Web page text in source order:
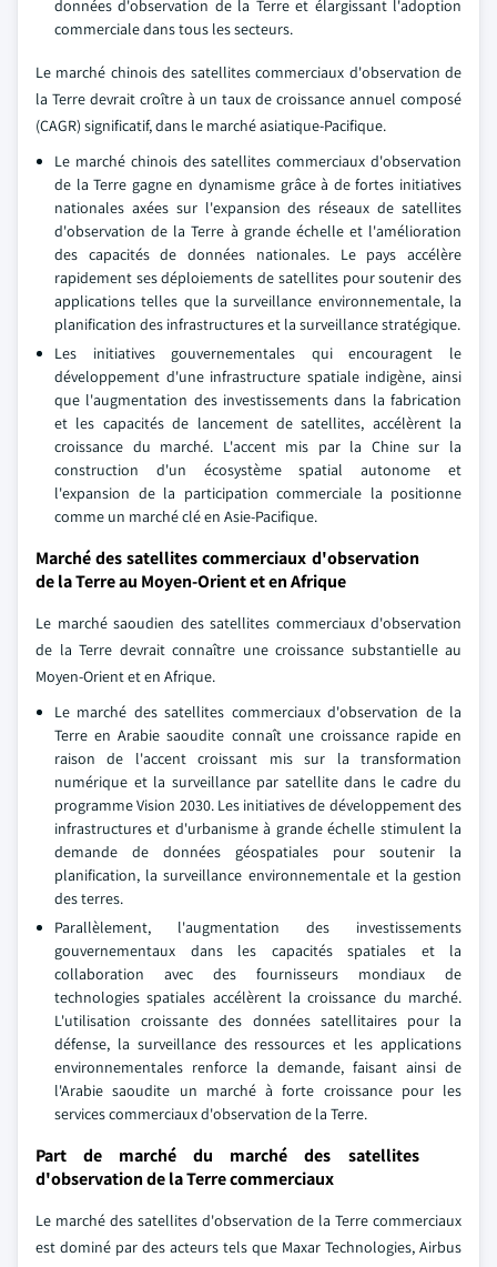
données d'observation de la Terre et élargissant l'adoption
commerciale dans tous les secteurs.
Le marché chinois des satellites commerciaux d'observation de
la Terre devrait croître à un taux de croissance annuel composé
(CAGR) significatif, dans le marché asiatique-Pacifique.
Le marché chinois des satellites commerciaux d'observation
de la Terre gagne en dynamisme grâce à de fortes initiatives
nationales axées sur l'expansion des réseaux de satellites
d'observation de la Terre à grande échelle et l'amélioration
des capacités de données nationales. Le pays accélère
rapidement ses déploiements de satellites pour soutenir des
applications telles que la surveillance environnementale, la
planification des infrastructures et la surveillance stratégique.
Les initiatives gouvernementales qui encouragent le
développement d'une infrastructure spatiale indigène, ainsi
que l'augmentation des investissements dans la fabrication
et les capacités de lancement de satellites, accélèrent la
croissance du marché. L'accent mis par la Chine sur la
construction d'un écosystème spatial autonome et
l'expansion de la participation commerciale la positionne
comme un marché clé en Asie-Pacifique.
Marché des satellites commerciaux d'observation
de la Terre au Moyen-Orient et en Afrique
Le marché saoudien des satellites commerciaux d'observation
de la Terre devrait connaître une croissance substantielle au
Moyen-Orient et en Afrique.
Le marché des satellites commerciaux d'observation de la
Terre en Arabie saoudite connaît une croissance rapide en
raison de l'accent croissant mis sur la transformation
numérique et la surveillance par satellite dans le cadre du
programme Vision 2030. Les initiatives de développement des
infrastructures et d'urbanisme à grande échelle stimulent la
demande de données géospatiales pour soutenir la
planification, la surveillance environnementale et la gestion
des terres.
Parallèlement, l'augmentation des investissements
gouvernementaux dans les capacités spatiales et la
collaboration avec des fournisseurs mondiaux de
technologies spatiales accélèrent la croissance du marché.
L'utilisation croissante des données satellitaires pour la
défense, la surveillance des ressources et les applications
environnementales renforce la demande, faisant ainsi de
l'Arabie saoudite un marché à forte croissance pour les
services commerciaux d'observation de la Terre.
Part de marché du marché des satellites
d'observation de la Terre commerciaux
Le marché des satellites d'observation de la Terre commerciaux
est dominé par des acteurs tels que Maxar Technologies, Airbus